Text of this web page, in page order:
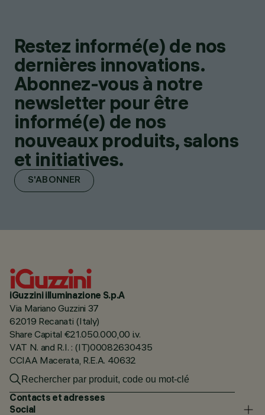
Restez informé(e) de nos
dernières innovations.
Abonnez-vous à notre
newsletter pour être
informé(e) de nos
nouveaux produits, salons
et initiatives.
S'ABONNER
iGuzzini illuminazione S.p.A
Via Mariano Guzzini 37
62019 Recanati (Italy)
Share Capital €21.050.000,00 i.v.
VAT N. and R.I. : (IT)00082630435
CCIAA Macerata, R.E.A. 40632
Contacts et adresses
Social